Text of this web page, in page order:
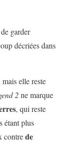
garder
décriées dans
elle reste
2ne marque
, qui reste
étant plus
contrede